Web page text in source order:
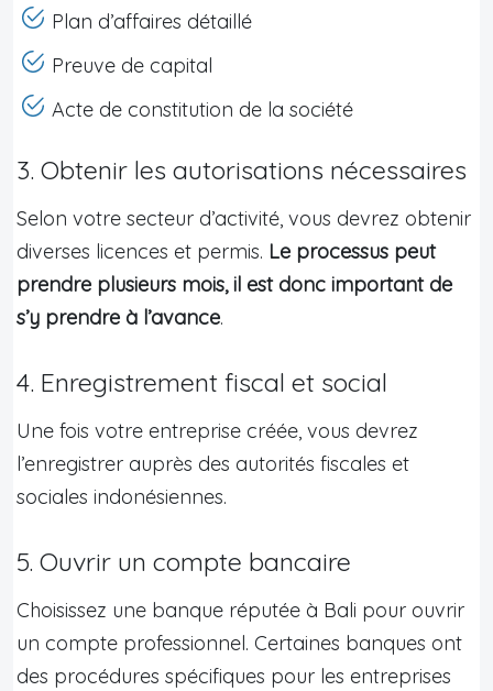
Plan d’affaires détaillé
Preuve de capital
Acte de constitution de la société
3. Obtenir les autorisations nécessaires
Selon votre secteur d’activité, vous devrez obtenir
diverses licences et permis. Le processus peut
prendre plusieurs mois, il est donc important de
s’y prendre à l’avance.
4. Enregistrement fiscal et social
Une fois votre entreprise créée, vous devrez
l’enregistrer auprès des autorités fiscales et
sociales indonésiennes.
5. Ouvrir un compte bancaire
Choisissez une banque réputée à Bali pour ouvrir
un compte professionnel. Certaines banques ont
des procédures spécifiques pour les entreprises